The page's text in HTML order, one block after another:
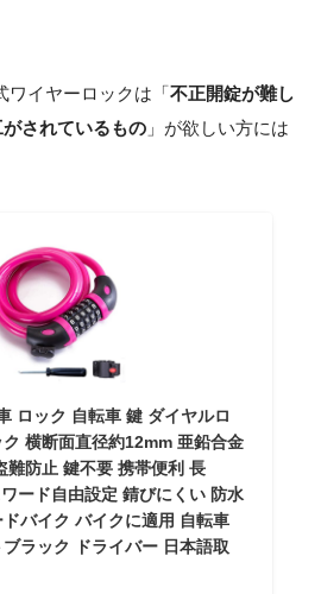
ワイヤーロックは「不正開錠が難し
されているもの 」が欲しい方には
ロック 自転車 鍵 ダイヤルロ
横断面直径約12mm 亜鉛合金
難防止 鍵不要 携帯便利 長
ード自由設定 錆びにくい 防水
バイク バイクに適用 自転車
ラック ドライバー 日本語取